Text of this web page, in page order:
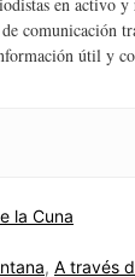
comunicación
útil y
la Cuna
, A través